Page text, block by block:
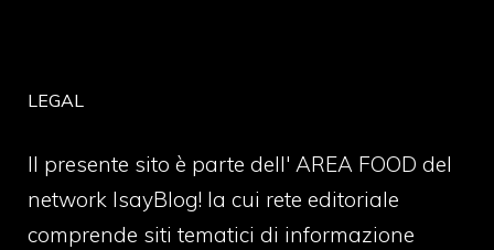
LEGAL
Il presente sito è parte dell' AREA FOOD del
network IsayBlog! la cui rete editoriale
comprende siti tematici di informazione